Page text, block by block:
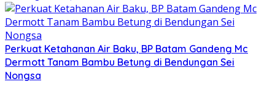
Perkuat Ketahanan Air Baku, BP Batam Gandeng Mc
Dermott Tanam Bambu Betung di Bendungan Sei
Nongsa